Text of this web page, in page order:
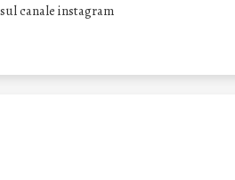
canale instagram